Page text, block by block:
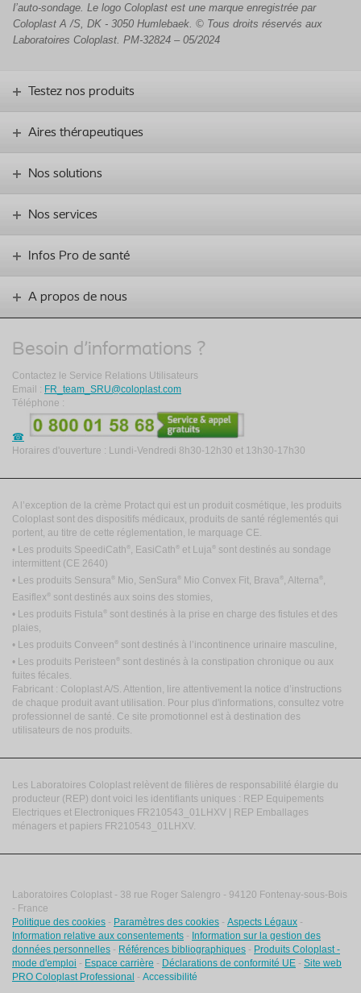
l’auto-sondage. Le logo Coloplast est une marque enregistrée par
Coloplast A /S, DK - 3050 Humlebaek. © Tous droits réservés aux
Laboratoires Coloplast. PM-32824 – 05/2024
Testez nos produits
Aires thérapeutiques
Nos solutions
Nos services
Infos Pro de santé
A propos de nous
Besoin d'informations ?
Contactez le Service Relations Utilisateurs
Email : FR_team_SRU@coloplast.com
Téléphone :
Horaires d'ouverture : Lundi-Vendredi 8h30-12h30 et 13h30-17h30
A l’exception de la crème Protact qui est un produit cosmétique, les produits
Coloplast sont des dispositifs médicaux, produits de santé réglementés qui
portent, au titre de cette réglementation, le marquage CE.
• Les produits SpeediCath ® , EasiCath ® et Luja ®
sont destinés au sondage
intermittent (CE 2640)
• Les produits Sensura ® Mio, SenSura ® Mio Convex Fit, Brava ® , Alterna ®
Easiflex ®
sont destinés aux soins des stomies,
• Les produits Fistula ®
sont destinés à la prise en charge des fistules et des
plaies,
• Les produits Conveen ®
sont destinés à l’incontinence urinaire masculine,
• Les produits Peristeen ®
sont destinés à la constipation chronique ou aux
fuites fécales.
Fabricant : Coloplast A/S. Attention, lire attentivement la notice d’instructions
de chaque produit avant utilisation. Pour plus d'informations, consultez votre
professionnel de santé. Ce site promotionnel est à destination des
utilisateurs de nos produits.
Les Laboratoires Coloplast relèvent de filières de responsabilité élargie du
producteur (REP) dont voici les identifiants uniques : REP Equipements
Electriques et Electroniques FR210543_01LHXV | REP Emballages
ménagers et papiers FR210543_01LHXV.
Laboratoires Coloplast - 38 rue Roger Salengro - 94120 Fontenay-sous-Bois
- France
Politique des cookies - Paramètres des cookies - Aspects Légaux -
Information relative aux consentements - Information sur la gestion des
données personnelles - Références bibliographiques - Produits Coloplast -
mode d'emploi - Espace carrière - Déclarations de conformité UE - Site web
PRO Coloplast Professional - Accessibilité